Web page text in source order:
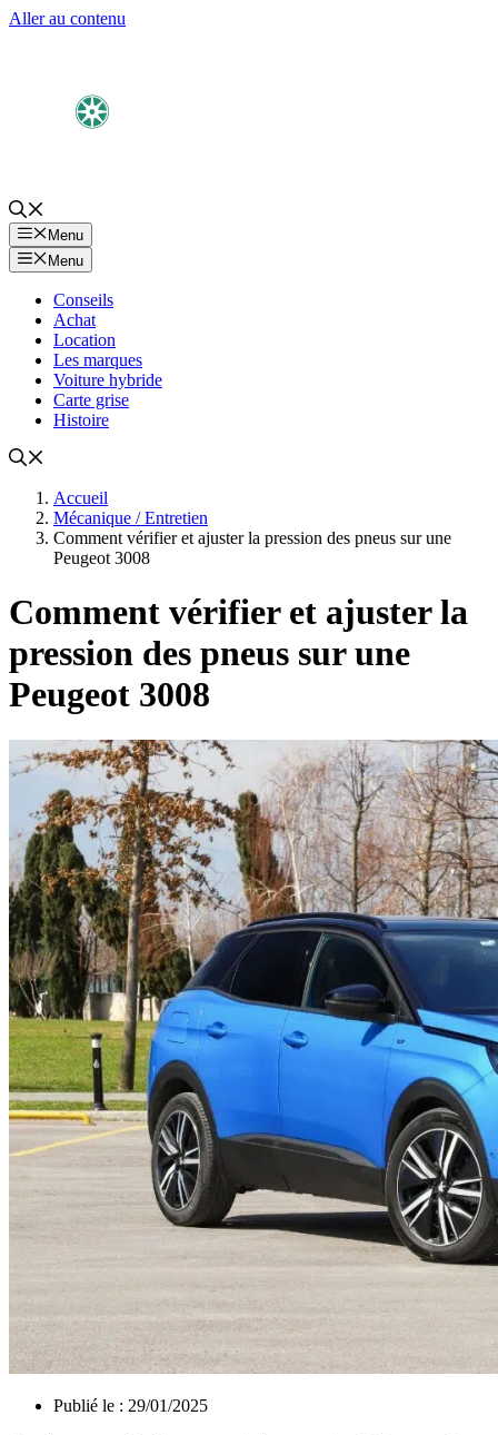
Aller au contenu
Menu
Menu
Conseils
Achat
Location
Les marques
Voiture hybride
Carte grise
Histoire
Accueil
Mécanique / Entretien
Comment vérifier et ajuster la pression des pneus sur une
Peugeot 3008
Comment vérifier et ajuster la
pression des pneus sur une
Peugeot 3008
Publié le : 29/01/2025